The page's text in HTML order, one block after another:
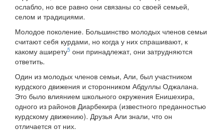
ослабло, но все равно они связаны со своей семьей,
селом и традициями.
Молодое поколение. Большинство молодых членов семьи
считают себя курдами, но когда у них спрашивают, к
какому аширету5 они принадлежат, они затрудняются
ответить.
Один из молодых членов семьи, Али, был участником
курдского движения и сторонником Абдуллы Оджалана.
Это было влиянием школьного окружения Енишехира,
одного из районов Диарбекира (известного преданностью
курдскому движению). Друзья Али знали, что он
отличается от них.